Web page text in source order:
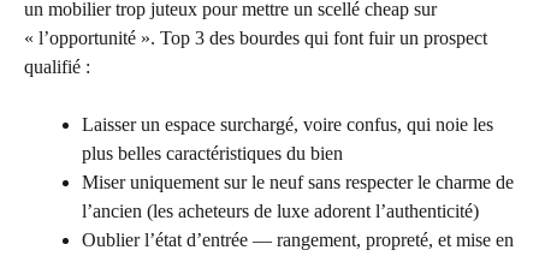
un mobilier trop juteux pour mettre un scellé cheap sur
« l’opportunité ». Top 3 des bourdes qui font fuir un prospect
qualifié :
Laisser un espace surchargé, voire confus, qui noie les
plus belles caractéristiques du bien
Miser uniquement sur le neuf sans respecter le charme de
l’ancien (les acheteurs de luxe adorent l’authenticité)
Oublier l’état d’entrée — rangement, propreté, et mise en